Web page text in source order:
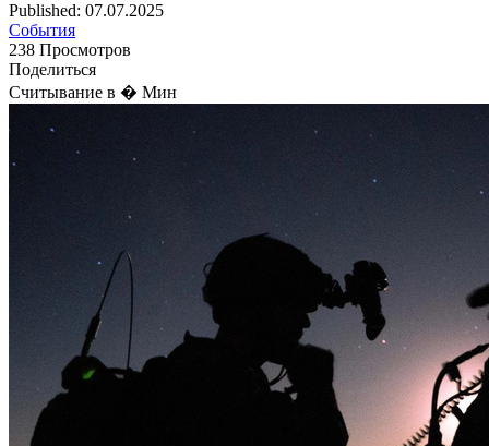
Published: 07.07.2025
События
238 Просмотров
Поделиться
Считывание в � Мин